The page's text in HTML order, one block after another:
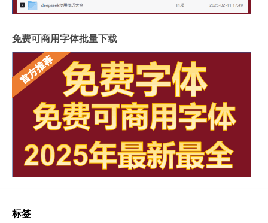
免费可商用字体批量下载
标签